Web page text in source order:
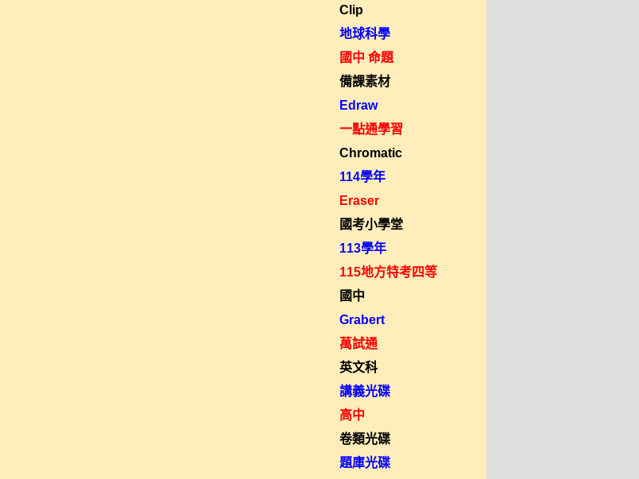
Clip
地球科學
國中 命題
備課素材
Edraw
一點通學習
Chromatic
114學年
Eraser
國考小學堂
113學年
115地方特考四等
國中
Grabert
萬試通
英文科
講義光碟
高中
卷類光碟
題庫光碟